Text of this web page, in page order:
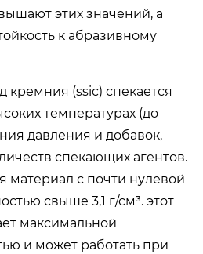
этих значений, а
к абразивному
кремния (ssic) спекается
температурах (до
давления и добавок,
спекающих агентов.
материал с почти нулевой
свыше 3,1 г/см³. этот
максимальной
и может работать при